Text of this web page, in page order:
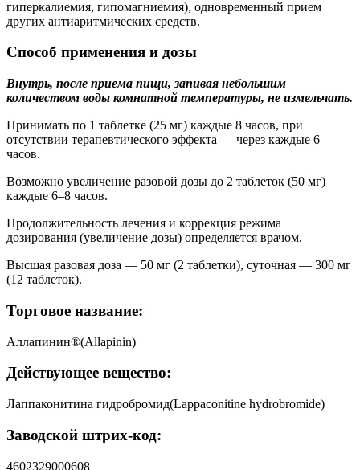
гиперкалиемия, гипомагниемия), одновременный прием
других антиаритмических средств.
Способ применения и дозы
Внутрь, после приема пищи, запивая небольшим
количеством воды комнатной температуры, не измельчать.
Принимать по 1 таблетке (25 мг) каждые 8 часов, при
отсутствии терапевтического эффекта — через каждые 6
часов.
Возможно увеличение разовой дозы до 2 таблеток (50 мг)
каждые 6–8 часов.
Продолжительность лечения и коррекция режима
дозирования (увеличение дозы) определяется врачом.
Высшая разовая доза — 50 мг (2 таблетки), суточная — 300 мг
(12 таблеток).
Торговое название:
Аллапинин®(Allapinin)
Действующее вещество:
Лаппаконитина гидробромид(Lappaconitine hydrobromide)
Заводской штрих-код:
4602329000608